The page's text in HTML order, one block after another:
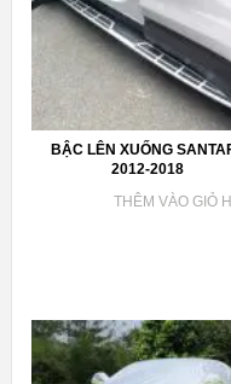
BẬC LÊN XUỐNG
2012-2018
THÊM VÀO GIỎ